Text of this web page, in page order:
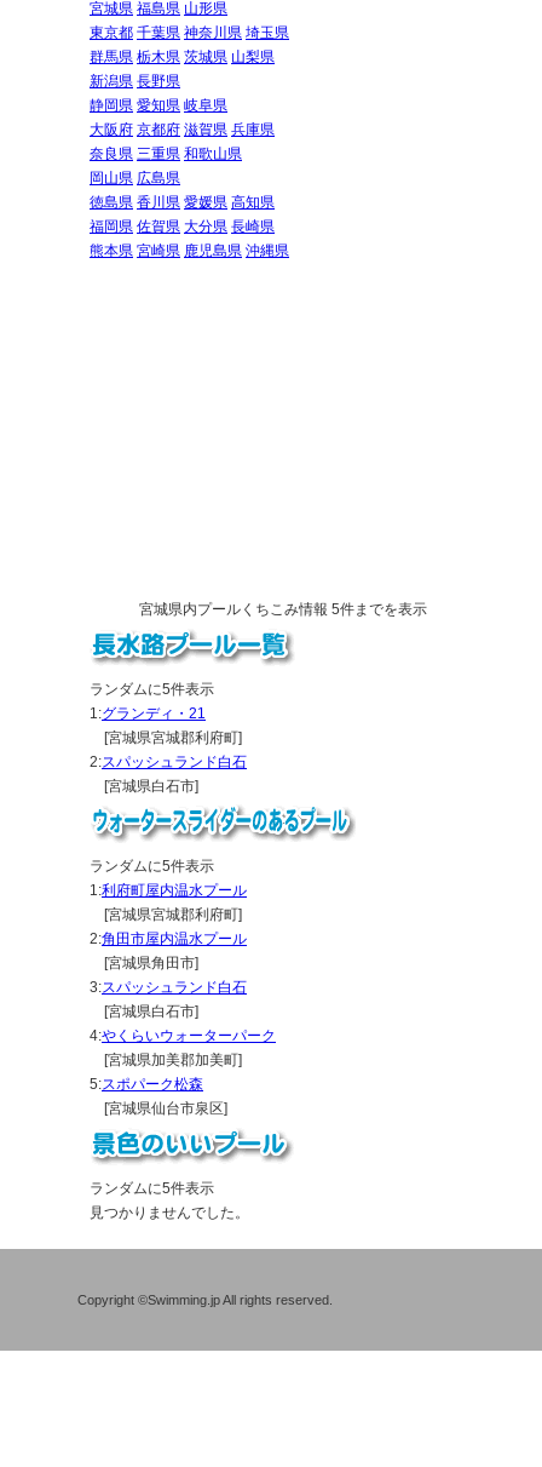
[仙台市宮城野区 / 公営プール]
12.今泉運動場 温水プール
[仙台市若林区 / 公営プール]
13.多賀城市市民プール
[多賀城市 / 公営プール]
14.グランディ・21
[宮城郡利府町 / 公営プール]
15.利府町屋内温水プール
[宮城郡利府町 / 公営プール]
16.七ヶ浜町民プール
[宮城郡七ヶ浜町 / 公営プール]
[石巻市 / 公営プール]
25.遊楽館
[石巻市 / 公営プール]
26.登米市市民プール
[登米市 / 公営プール]
27.栗駒町町民プール
[栗原市 / 公営プール]
28.栗原交流プラザ「エポカ２１」
[栗原市 / リラクゼーション施設]
29.グリーンピア岩沼
30.角田市屋内温水プール
[角田市 / 公営プール]
宮城県仙南総合プール
[柴田郡柴田町 / 公営プール]
スパッシュランド白石
[白石市 / 公営プール]
宮城県 福島県 山形県
東京都 千葉県 神奈川県 埼玉県
群馬県 栃木県 茨城県 山梨県
新潟県 長野県
静岡県 愛知県 岐阜県
大阪府 京都府 滋賀県 兵庫県
奈良県 三重県 和歌山県
岡山県 広島県
徳島県 香川県 愛媛県 高知県
福岡県 佐賀県 大分県 長崎県
熊本県 宮崎県 鹿児島県 沖縄県
宮城県内プールくちこみ情報 5件までを表示
ランダムに5件表示
1:グランディ・21
[宮城県宮城郡利府町]
2:スパッシュランド白石
[宮城県白石市]
ランダムに5件表示
1:利府町屋内温水プール
[宮城県宮城郡利府町]
2:角田市屋内温水プール
[宮城県角田市]
3:スパッシュランド白石
[宮城県白石市]
4:やくらいウォーターパーク
[宮城県加美郡加美町]
5:スポパーク松森
[宮城県仙台市泉区]
ランダムに5件表示
見つかりませんでした。
Copyright ©Swimming.jp All rights reserved.